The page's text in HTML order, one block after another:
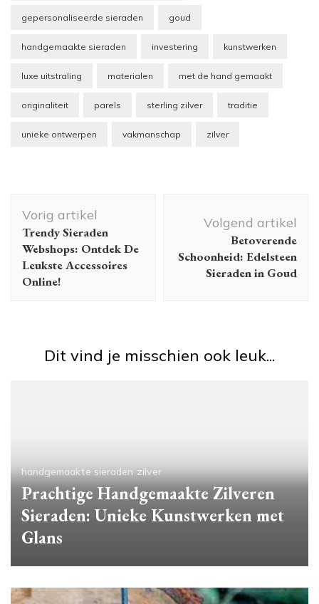
gepersonaliseerde sieraden goud
handgemaakte sieraden investering kunstwerken
luxe uitstraling materialen met de hand gemaakt
originaliteit parels sterling zilver traditie
unieke ontwerpen vakmanschap zilver
Vorig artikel
Trendy Sieraden
Webshops: Ontdek De
Leukste Accessoires
Online!
Volgend artikel
Betoverende
Schoonheid: Edelsteen
Sieraden in Goud
Dit vind je misschien ook leuk...
handgemaakte sieraden zilver
Prachtige Handgemaakte Zilveren
Sieraden: Unieke Kunstwerken met
Glans